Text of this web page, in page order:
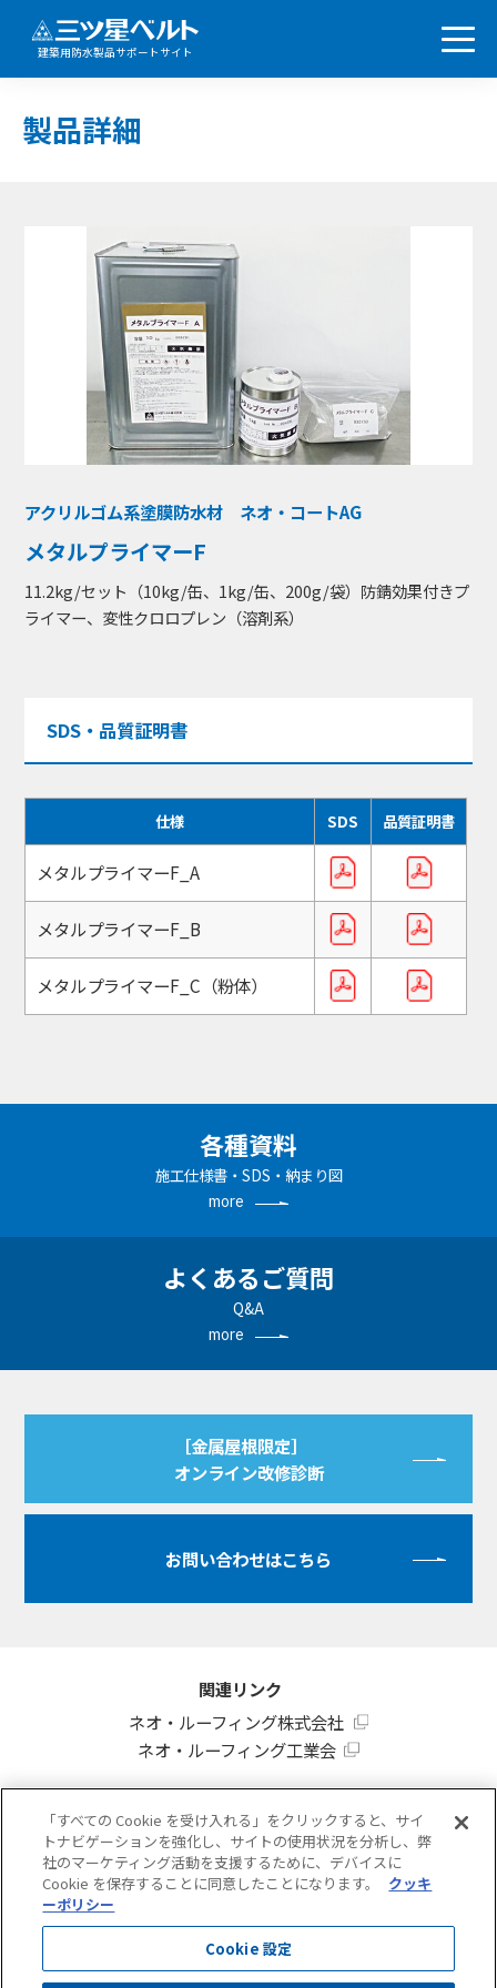
建築用防水製品サポートサイト
製品詳細
アクリルゴム系塗膜防水材 ネオ・コートAG
メタルプライマーF
11.2kg/セット（10kg/缶、1kg/缶、200g/袋）防錆効果付きプ
ライマー、変性クロロプレン（溶剤系）
SDS・品質証明書
仕様 SDS 品質証明書
メタルプライマーF_A
メタルプライマーF_B
メタルプライマーF_C（粉体）
各種資料
施工仕様書・SDS・納まり図
more
よくあるご質問
Q&A
more
［金属屋根限定］
オンライン改修診断
お問い合わせはこちら
関連リンク
ネオ・ルーフィング株式会社
ネオ・ルーフィング工業会
建築用防水製品サポートサイト
三ツ星ベルトコーポレートサイト
「すべての Cookie を受け入れる」をクリックすると、サイ
トナビゲーションを強化し、サイトの使用状況を分析し、弊
社のマーケティング活動を支援するために、デバイスに
Cookie を保存することに同意したことになります。
クッキ
ーポリシー
Cookie 設定